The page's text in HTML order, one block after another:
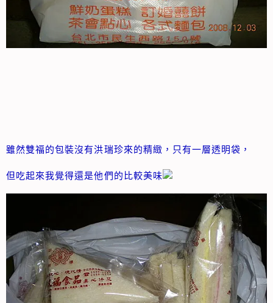
雖然雙福的包裝沒有洪瑞珍來的精緻，只有一層透明袋，
但吃起來我覺得還是他們的比較美味